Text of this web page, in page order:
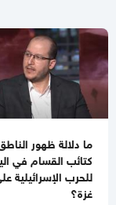
ما دلالة ظهور
للحرب الإسرائيلية
غزة؟